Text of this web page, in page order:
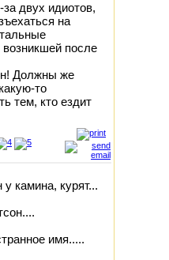
двух идиотов,
на
после
Должны же
то
тем, кто ездит
камина, курят...
имя.....